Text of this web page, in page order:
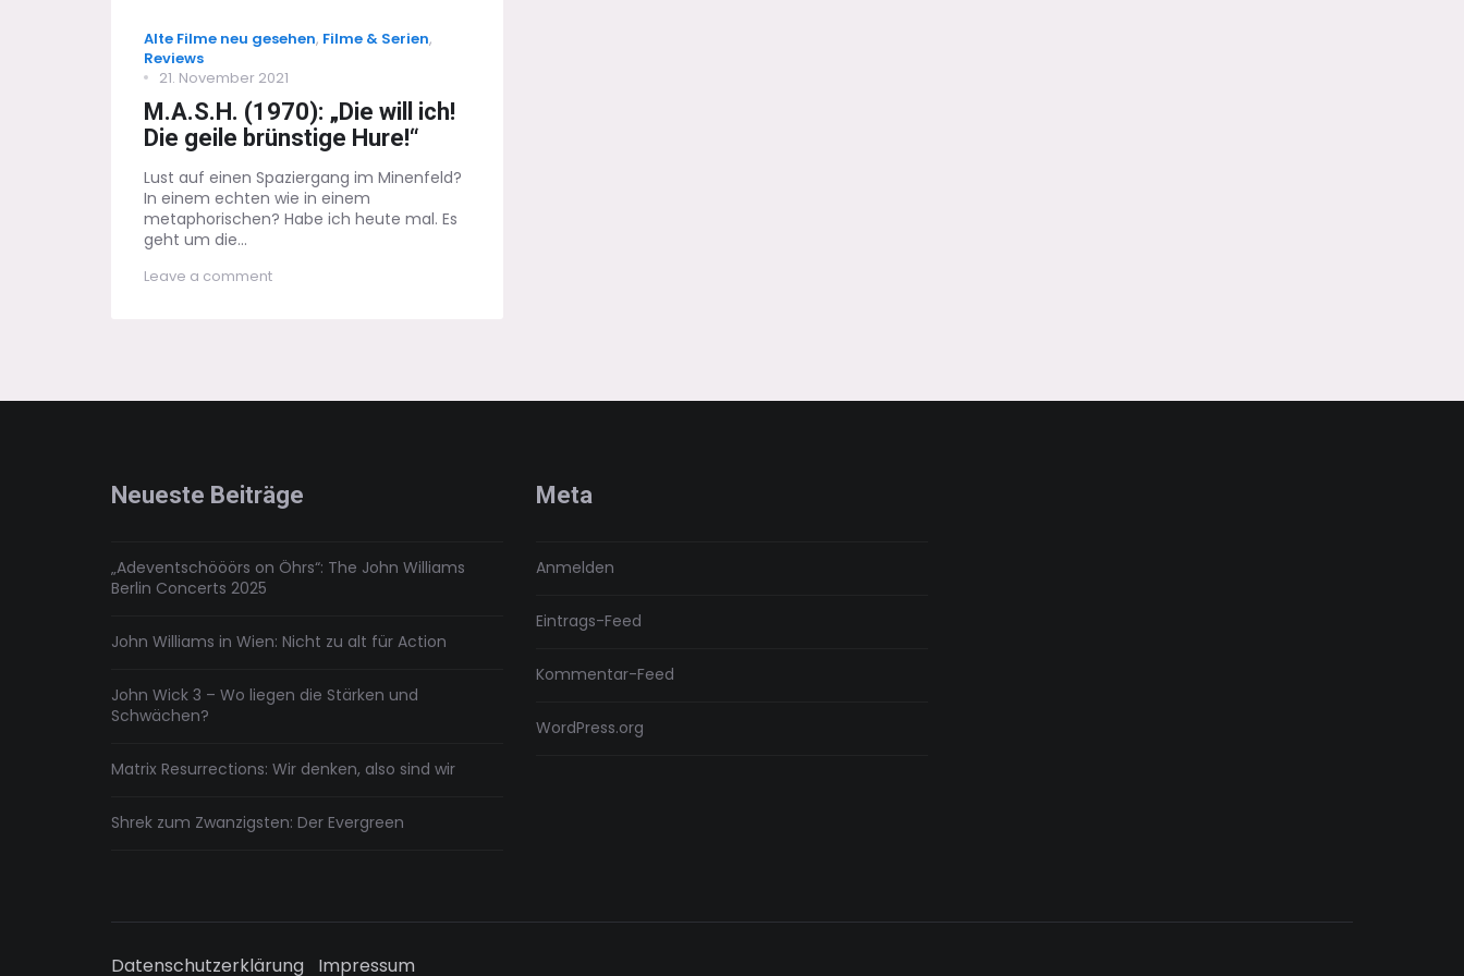
Categories
Alte Filme neu gesehen, Filme & Serien,
Reviews
Posted
21. November 2021
M.A.S.H. (1970): „Die will ich!
Die geile brünstige Hure!“
Lust auf einen Spaziergang im Minenfeld?
In einem echten wie in einem
metaphorischen? Habe ich heute mal. Es
geht um die...
Leave a commenton
Neueste Beiträge
„Adeventschööörs on Öhrs“: The John Williams
Berlin Concerts 2025
John Williams in Wien: Nicht zu alt für Action
John Wick 3 – Wo liegen die Stärken und
Schwächen?
Matrix Resurrections: Wir denken, also sind wir
Shrek zum Zwanzigsten: Der Evergreen
Meta
Anmelden
Eintrags-Feed
Kommentar-Feed
WordPress.org
Datenschutzerklärung Impressum